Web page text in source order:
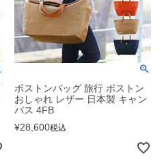
ボストンバッグ 旅行 ボストン
おしゃれ レザー 日本製 キャン
バス 4FB
¥28,600税込